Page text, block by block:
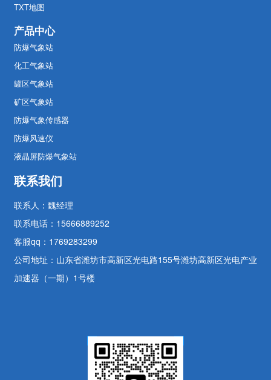
TXT地图
产品中心
防爆气象站
化工气象站
罐区气象站
矿区气象站
防爆气象传感器
防爆风速仪
液晶屏防爆气象站
联系我们
联系人：魏经理
联系电话：15666889252
客服qq：1769283299
公司地址：山东省潍坊市高新区光电路155号潍坊高新区光电产业
加速器（一期）1号楼